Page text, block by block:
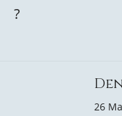
?
26